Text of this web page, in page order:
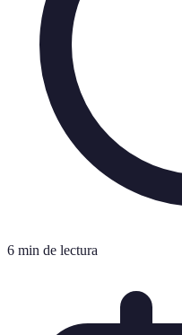
6 min de lectura